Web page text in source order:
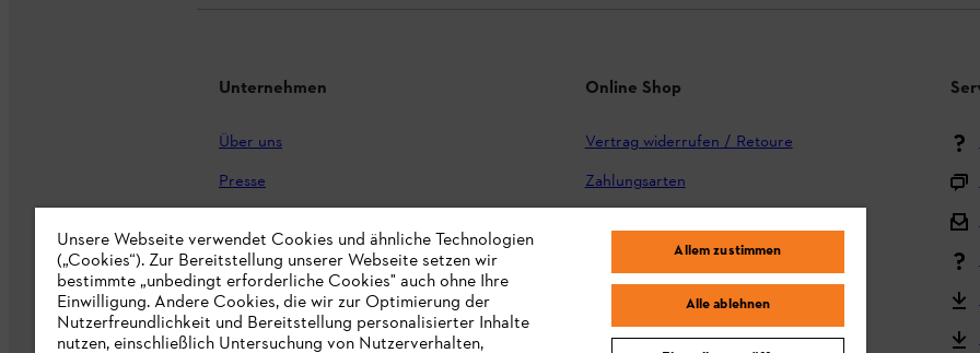
Unternehmen
Über uns
Presse
STIHL Markenshop
Nachhaltigkeit
STIHL Hinweisgebersystem
Online Shop
Vertrag widerrufen / Retoure
Zahlungsarten
Reklamation und Garantie
STIHL Kooperationsprogramm
STIHL Bedienungsanleitungen
Unsere Webseite verwendet Cookies und ähnliche Technologien
(„Cookies“). Zur Bereitstellung unserer Webseite setzen wir
bestimmte „unbedingt erforderliche Cookies" auch ohne Ihre
Einwilligung. Andere Cookies, die wir zur Optimierung der
Nutzerfreundlichkeit und Bereitstellung personalisierter Inhalte
nutzen, einschließlich Untersuchung von Nutzerverhalten,
Allem zustimmen
Alle ablehnen